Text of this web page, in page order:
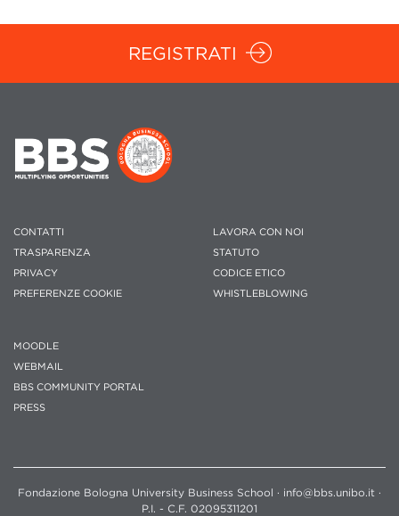
REGISTRATI
CONTATTI
TRASPARENZA
PRIVACY
PREFERENZE COOKIE
LAVORA CON NOI
STATUTO
CODICE ETICO
WHISTLEBLOWING
MOODLE
WEBMAIL
BBS COMMUNITY PORTAL
PRESS
Fondazione Bologna University Business School · info@bbs.unibo.it ·
P.I. - C.F. 02095311201